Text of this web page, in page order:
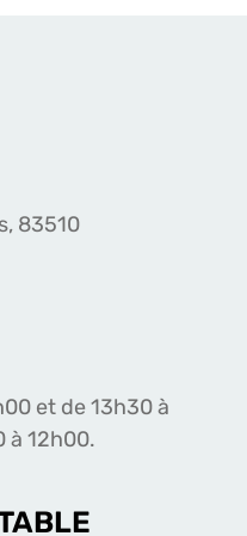
83510
et de 13h30 à
à 12h00.